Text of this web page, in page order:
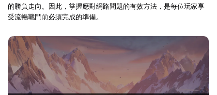
的勝負走向。因此，掌握應對網路問題的有效方法，是每位玩家享
受流暢戰鬥前必須完成的準備。